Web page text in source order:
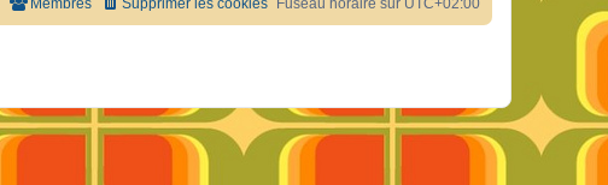
Fuseau horaire sur UTC+02:00
Supprimer les cookies
Membres